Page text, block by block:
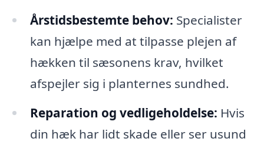
Årstidsbestemte behov: Specialister
kan hjælpe med at tilpasse plejen af
hækken til sæsonens krav, hvilket
afspejler sig i planternes sundhed.
Reparation og vedligeholdelse: Hvis
din hæk har lidt skade eller ser usund